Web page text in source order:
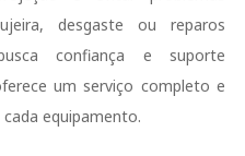
desgaste ou reparos
confiança e suporte
um serviço completo e
equipamento.